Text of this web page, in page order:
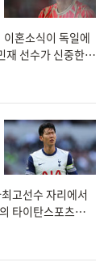
혼소식이 독일에
재 선수가 신중한
고선수 자리에서
타이탄스포츠가